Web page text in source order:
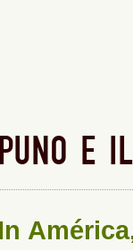
PUNO E
In América